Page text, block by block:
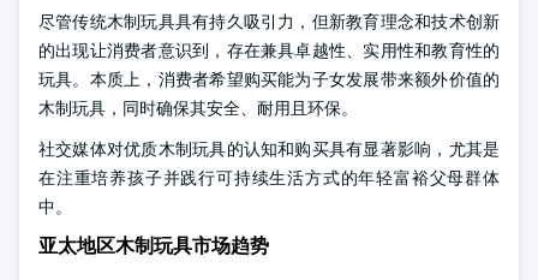
尽管传统木制玩具具有持久吸引力，但新教育理念和技术创新
的出现让消费者意识到，存在兼具卓越性、实用性和教育性的
玩具。本质上，消费者希望购买能为子女发展带来额外价值的
木制玩具，同时确保其安全、耐用且环保。
社交媒体对优质木制玩具的认知和购买具有显著影响，尤其是
在注重培养孩子并践行可持续生活方式的年轻富裕父母群体
中。
亚太地区木制玩具市场趋势